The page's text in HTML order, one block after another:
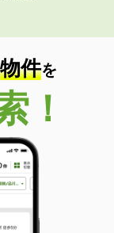
美しが丘２
大曽根２丁目
物件を
！